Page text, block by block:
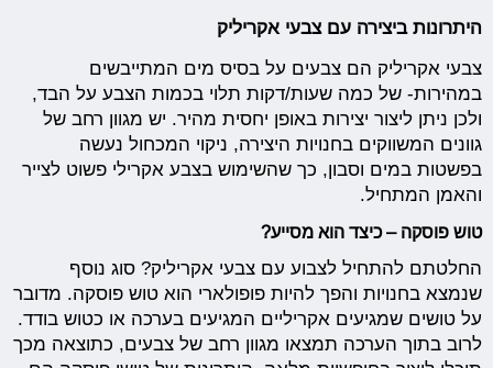
היתרונות ביצירה עם צבעי אקריליק
צבעי אקריליק הם צבעים על בסיס מים המתייבשים
במהירות- של כמה שעות/דקות תלוי בכמות הצבע על הבד,
ולכן ניתן ליצור יצירות באופן יחסית מהיר. יש מגוון רחב של
גוונים המשווקים בחנויות היצירה, ניקוי המכחול נעשה
בפשטות במים וסבון, כך שהשימוש בצבע אקרילי פשוט לצייר
והאמן המתחיל.
טוש פוסקה – כיצד הוא מסייע?
החלטתם להתחיל לצבוע עם צבעי אקריליק? סוג נוסף
שנמצא בחנויות והפך להיות פופולארי הוא טוש פוסקה. מדובר
על טושים שמגיעים אקריליים המגיעים בערכה או כטוש בודד.
לרוב בתוך הערכה תמצאו מגוון רחב של צבעים, כתוצאה מכך